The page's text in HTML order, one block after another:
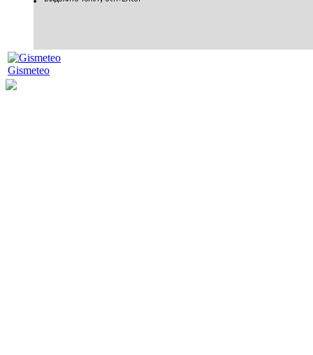
Gismeteo